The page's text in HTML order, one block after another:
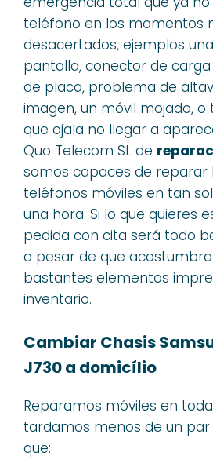
teléfono en los momentos
desacertados, ejemplos
pantalla, conector de
de placa, problema de
imagen, un móvil mojado,
que ojala no llegar a
Quo Telecom SL de
somos capaces de reparar
teléfonos móviles en tan
una hora. Si lo que quieres
pedida con cita será todo
a pesar de que
bastantes elementos
inventario.
Cambiar Chasis
J730 a domicílio
Reparamos móviles en
tardamos menos de un par
que: